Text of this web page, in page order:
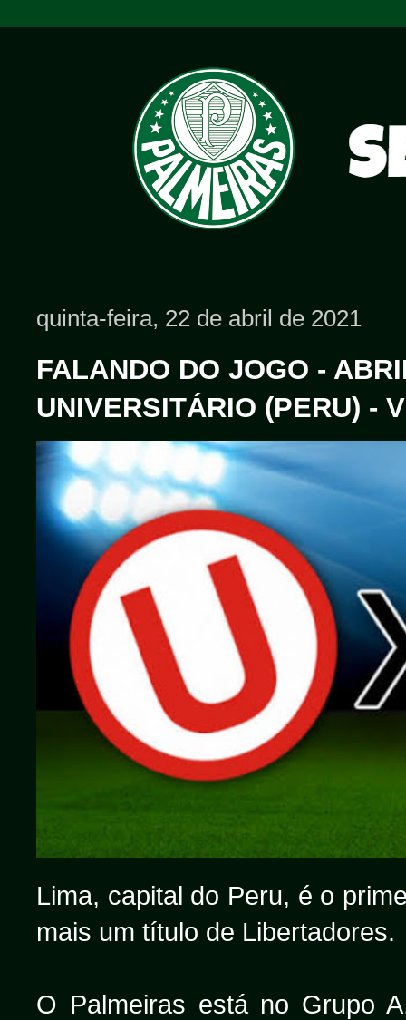
quinta-feira, 22 de abril de 2021
FALANDO DO JOGO -
UNIVERSITÁRIO (PERU) -
Lima, capital do Peru, é o
mais um título de Libertadores.
O Palmeiras está no Grupo